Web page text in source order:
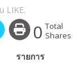
LIKE.
0 Total
Shares
รายการ